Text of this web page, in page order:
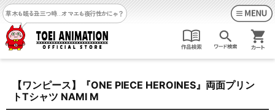
草木も眠る丑三つ時…オマエも夜行性かにゃ？
【ワンピース】『ONE PIECE HEROINES』両面プリン
トTシャツ NAMI M